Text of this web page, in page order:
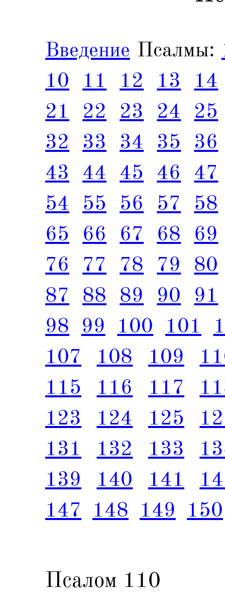
Введение Псалмы:
10
11 12 13
14
21
22 23 24
25
32
33 34 35
36
43
44 45 46
47
54
55 56 57
58
65
66 67 68
69
76
77 78 79
80
87
88 89 90
91
98 99 100 101
107
108 109
115
116 117
123
124 125
131
132 133
139
140 141
147
148 149 150
Псалом 110